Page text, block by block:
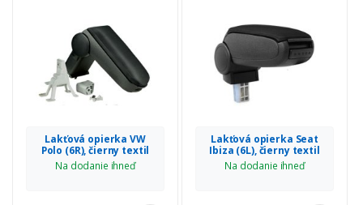
Lakťová opierka VW
Polo (6R), čierny textil
Na dodanie ihneď
Lakťová opierka Seat
Ibiza (6L), čierny textil
Na dodanie ihneď